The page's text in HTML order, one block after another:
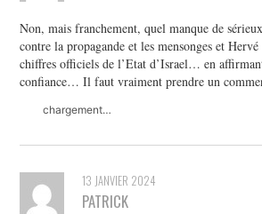
Non, mais franchement, quel manque de
contre la propagande et les mensonges et
chiffres officiels de l’Etat d’Israel… en
confiance… Il faut vraiment prendre un
chargement…
13 JANVIER 2024
PATRICK